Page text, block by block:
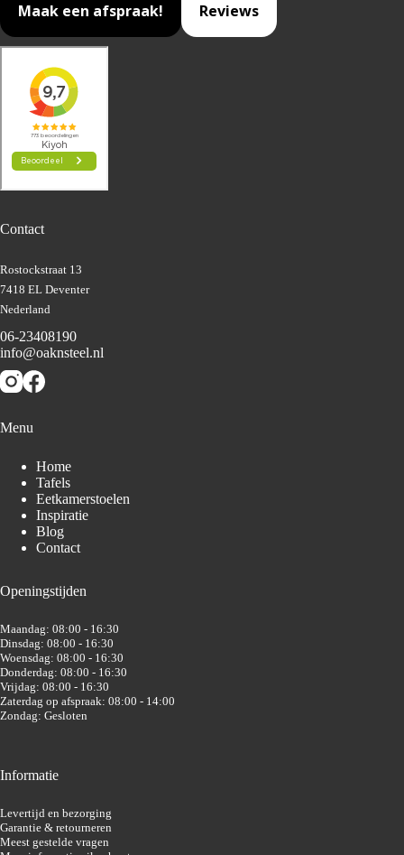
Maak een afspraak! Reviews
Contact
Rostockstraat 13
7418 EL Deventer
Nederland
06-23408190
info@oaknsteel.nl
Menu
Home
Tafels
Eetkamerstoelen
Inspiratie
Blog
Contact
Openingstijden
Maandag: 08:00 - 16:30
Dinsdag: 08:00 - 16:30
Woensdag: 08:00 - 16:30
Donderdag: 08:00 - 16:30
Vrijdag: 08:00 - 16:30
Zaterdag op afspraak: 08:00 - 14:00
Zondag: Gesloten
Informatie
Levertijd en bezorging
Garantie & retourneren
Meest gestelde vragen